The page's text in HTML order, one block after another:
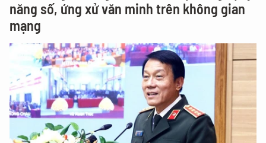
năng số, ứng xử văn minh trên không gian
mạng